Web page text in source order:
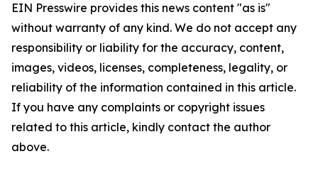
EIN Presswire provides this news content "as is"
without warranty of any kind. We do not accept any
responsibility or liability for the accuracy, content,
images, videos, licenses, completeness, legality, or
reliability of the information contained in this article.
If you have any complaints or copyright issues
related to this article, kindly contact the author
above.